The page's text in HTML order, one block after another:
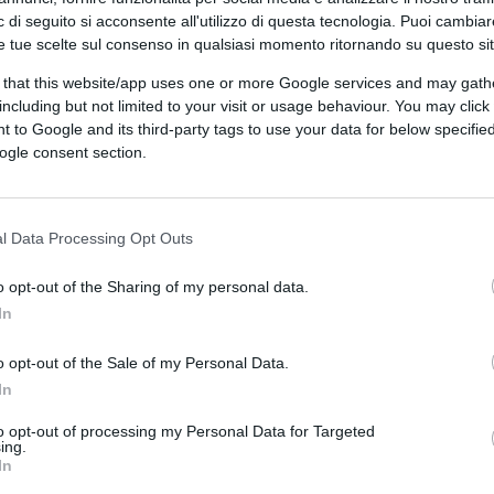
di seguito si acconsente all'utilizzo di questa tecnologia. Puoi
tue scelte sul consenso in qualsiasi momento ritornando su questo
that this website/app uses one or more Google services and may
but not limited to your visit or usage behaviour. You may
to Google and its third-party tags to use your data for below
consent section.
Data Processing Opt Outs
opt-out of the Sharing of my personal data.
opt-out of the Sale of my Personal Data.
opt-out of processing my Personal Data for Targeted
crollare.
nelle fumisterie, nella complessità
sul fatto. Mai fumi li solleva il woke
e la si butta in vacca. Prima
bastava la percezione, l’autopercezione;
fisica, si sono appellati a convulsi
insottigliezze cromosomiche
come per
di uno screening da astronauti, vuol dire
non mandi una combattente allo
la faccia.